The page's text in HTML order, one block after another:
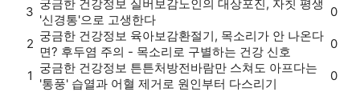
3
궁금한 건강정보 실버보감노인의 대상포진, 자칫 평생
'신경통'으로 고생한다
0
2
궁금한 건강정보 육아보감환절기, 목소리가 안 나온다
면? 후두염 주의 - 목소리로 구별하는 건강 신호
0
1
궁금한 건강정보 튼튼처방전바람만 스쳐도 아프다는
'통풍' 습열과 어혈 제거로 원인부터 다스리기
0